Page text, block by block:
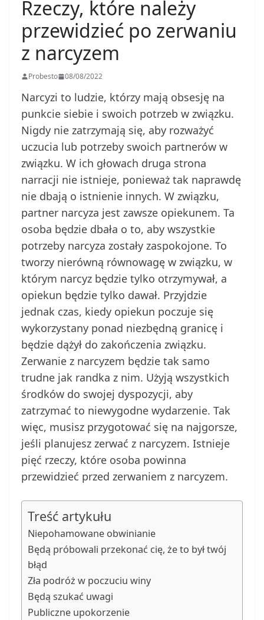
Rzeczy, które należy
przewidzieć po zerwaniu
z narcyzem
Probesto 08/08/2022
Narcyzi to ludzie, którzy mają obsesję na
punkcie siebie i swoich potrzeb w związku.
Nigdy nie zatrzymają się, aby rozważyć
uczucia lub potrzeby swoich partnerów w
związku. W ich głowach druga strona
narracji nie istnieje, ponieważ tak naprawdę
nie dbają o istnienie innych. W związku,
partner narcyza jest zawsze opiekunem. Ta
osoba będzie dbała o to, aby wszystkie
potrzeby narcyza zostały zaspokojone. To
tworzy nierówną równowagę w związku, w
którym narcyz będzie tylko otrzymywał, a
opiekun będzie tylko dawał. Przyjdzie
jednak czas, kiedy opiekun poczuje się
wykorzystany ponad niezbędną granicę i
będzie dążył do zakończenia związku.
Zerwanie z narcyzem będzie tak samo
trudne jak randka z nim. Użyją wszystkich
środków do swojej dyspozycji, aby
zatrzymać to niewygodne wydarzenie. Tak
więc, musisz przygotować się na najgorsze,
jeśli planujesz zerwać z narcyzem. Istnieje
pięć rzeczy, które osoba powinna
przewidzieć przed zerwaniem z narcyzem.
Treść artykułu
Niepohamowane obwinianie
Będą próbowali przekonać cię, że to był twój
błąd
Zła podróż w poczuciu winy
Będą szukać uwagi
Publiczne upokorzenie